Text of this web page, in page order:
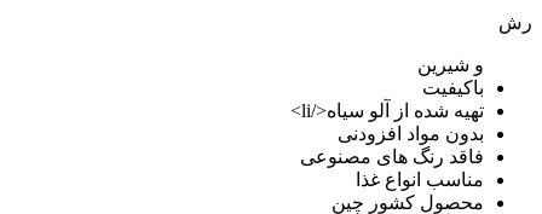
رش
و شیرین
باکیفیت
تهیه شده از آلو سیاه</li>
بدون مواد افزودنی
فاقد رنگ های مصنوعی
مناسب انواع غذا
محصول کشور چین